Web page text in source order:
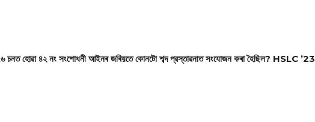
চনত হোৱা ৪২ নং সংশোধনী আইনৰ জৰিয়তে কোনটো শব্দ প্রস্তাৱনাত সংযোজন কৰা হৈছিল? HSLC ’23